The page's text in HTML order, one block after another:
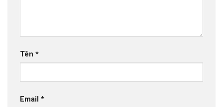
Tên *
Email *